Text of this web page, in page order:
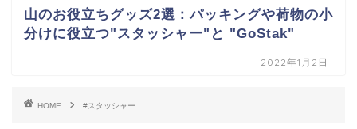
山のお役立ちグッズ2選：パッキングや荷物の小
分けに役立つ"スタッシャー"と "GoStak"
2022年1月2日
HOME #スタッシャー